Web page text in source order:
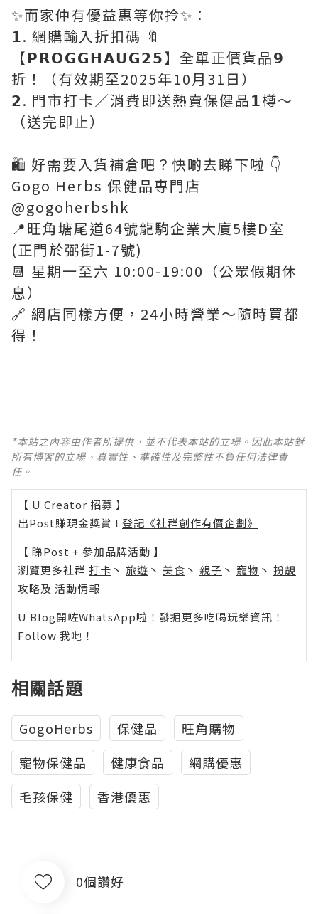
✨而家仲有優益惠等你拎✨：
𝟭. 網購輸入折扣碼 🔖
【𝗣𝗥𝗢𝗚𝗚𝗛𝗔𝗨𝗚𝟮𝟱】全單正價貨品𝟵
折！（有效期至2025年10月31日）
𝟮. 門市打卡／消費即送熱賣保健品𝟭樽～
（送完即止）
🛍️ 好需要入貨補倉吧？快啲去睇下啦 👇
Gogo Herbs 保健品專門店
@gogoherbshk
📍旺角塘尾道64號龍駒企業大廈5樓D室
(正門於弼街1-7號)
📆 星期一至六 10:00-19:00（公眾假期休
息）
🔗 網店同樣方便，24小時營業～隨時買都
得！
*本站之內容由作者所提供，並不代表本站的立場。因此本站對
所有博客的立場、真實性、準確性及完整性不負任何法律責
任。
【 U Creator 招募 】
出Post賺現金獎賞 l 登記《社群創作有價企劃》
【 睇Post + 參加品牌活動 】
瀏覽更多社群 打卡 丶 旅遊 丶 美食 丶 親子 丶 寵物 丶 扮靚
攻略及 活動情報
U Blog開咗WhatsApp啦！發掘更多吃喝玩樂資訊！
Follow 我哋 ！
相關話題
GogoHerbs 保健品
旺角購物
寵物保健品
健康食品
網購優惠
毛孩保健
香港優惠
0個讚好